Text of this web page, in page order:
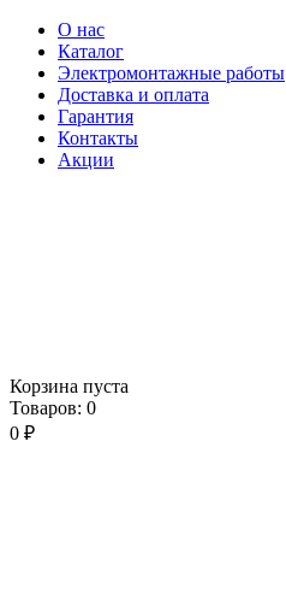
О нас
Каталог
Электромонтажные работы
Доставка и оплата
Гарантия
Контакты
Акции
Корзина пуста
Товаров: 0
0 ₽